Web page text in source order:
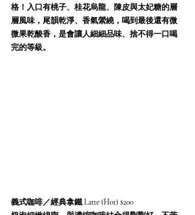
格！入口有桃子、桂花烏龍、陳皮與太妃糖的層
層風味，尾韻乾淨、香氣縈繞，喝到最後還有微
微果乾酸香，是會讓人細細品味、捨不得一口喝
完的等級。
義式咖啡／經典拿鐵 Latte (Hot) $200